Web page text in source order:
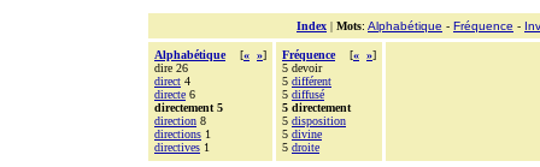
Index | Mots: Alphabétique - Fréquence -
Alphabétique [« »]
dire 26
direct 4
directe 6
directement 5
direction 8
directions 1
directives 1
Fréquence [« »]
5 devoir
5 différent
5 diffusé
5 directement
5 disposition
5 divine
5 droite